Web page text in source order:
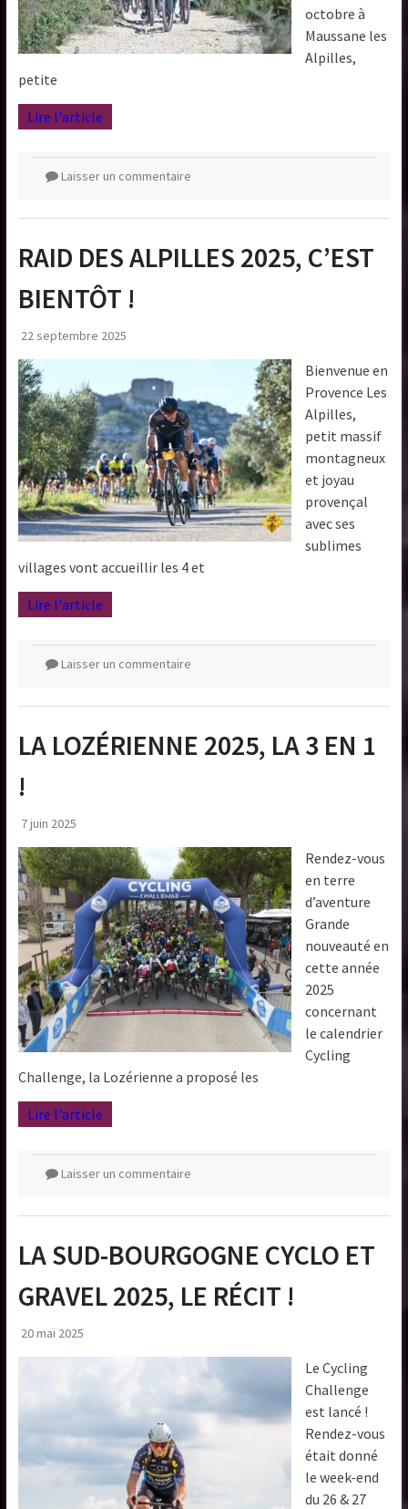
octobre à
Maussane les
Alpilles,
petite
Lire l'article
Laisser un commentaire
RAID DES ALPILLES 2025, C’EST
BIENTÔT !
22 septembre 2025
Bienvenue en
Provence Les
Alpilles,
petit massif
montagneux
et joyau
provençal
avec ses
sublimes
villages vont accueillir les 4 et
Lire l'article
Laisser un commentaire
LA LOZÉRIENNE 2025, LA 3 EN 1
!
7 juin 2025
Rendez-vous
en terre
d’aventure
Grande
nouveauté en
cette année
2025
concernant
le calendrier
Cycling
Challenge, la Lozérienne a proposé les
Lire l'article
Laisser un commentaire
LA SUD-BOURGOGNE CYCLO ET
GRAVEL 2025, LE RÉCIT !
20 mai 2025
Le Cycling
Challenge
est lancé !
Rendez-vous
était donné
le week-end
du 26 & 27